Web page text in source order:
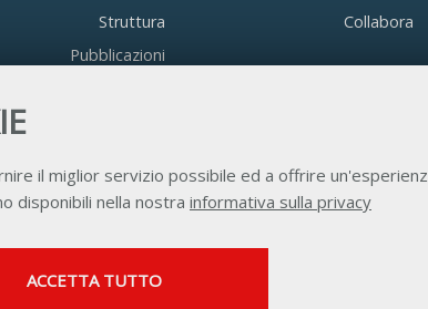
il miglior servizio possibile ed a offrire
disponibili nella nostra informativa sulla privacy
FACOLTATVI
ACCETTA TUTTO
Struttura
Pubblicazioni
Collabora
Contatti Privacy Trasparenza